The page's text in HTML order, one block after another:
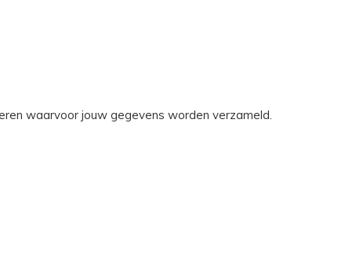
waarvoor jouw gegevens worden verzameld.